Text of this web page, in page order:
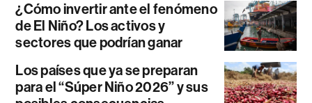
¿Cómo invertir ante el fenómeno
de El Niño? Los activos y
sectores que podrían ganar
Los países que ya se preparan
para el “Súper Niño 2026” y sus